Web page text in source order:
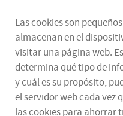
Las cookies son
almacenan en el
visitar una página web.
determina qué tipo de
y cuál es su propósito,
el servidor web cada vez
las cookies para ahorrar